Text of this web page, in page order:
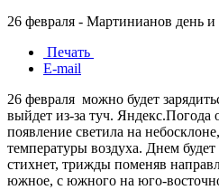
26 февраля - Мартинианов день
Печать
E-mail
26 февраля можно будет
выйдет из-за туч. Яндекс.Погода
появление светила на
температуры воздуха. Днем будет
стихнет, трижды поменяв
южное, с южного на юго-